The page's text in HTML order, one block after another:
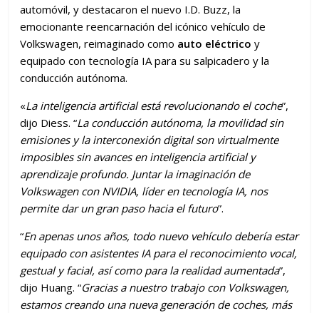
automóvil, y destacaron el nuevo I.D. Buzz, la
emocionante reencarnación del icónico vehículo de
Volkswagen, reimaginado como auto eléctrico y
equipado con tecnología IA para su salpicadero y la
conducción autónoma.
«La inteligencia artificial está revolucionando el coche”,
dijo Diess. “La conducción autónoma, la movilidad sin
emisiones y la interconexión digital son virtualmente
imposibles sin avances en inteligencia artificial y
aprendizaje profundo. Juntar la imaginación de
Volkswagen con NVIDIA, líder en tecnología IA, nos
permite dar un gran paso hacia el futuro”.
“En apenas unos años, todo nuevo vehículo debería estar
equipado con asistentes IA para el reconocimiento vocal,
gestual y facial, así como para la realidad aumentada”,
dijo Huang. “Gracias a nuestro trabajo con Volkswagen,
estamos creando una nueva generación de coches, más